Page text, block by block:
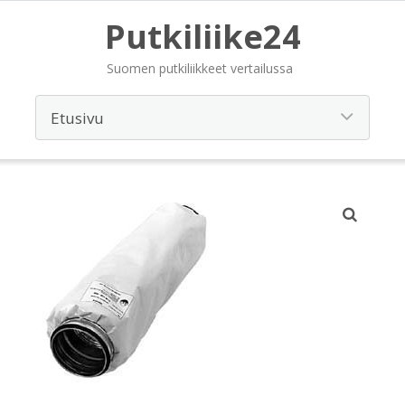
Putkiliike24
Suomen putkiliikkeet vertailussa